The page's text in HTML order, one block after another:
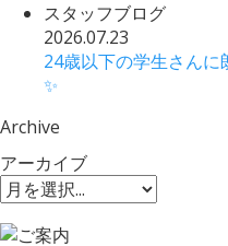
スタッフブログ
2026.07.23
24歳以下の学生さん
✨
Archive
アーカイブ